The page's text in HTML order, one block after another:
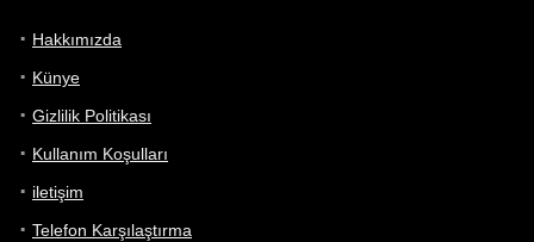
Hakkımızda
Künye
Gizlilik Politikası
Kullanım Koşulları
iletişim
Telefon Karşılaştırma